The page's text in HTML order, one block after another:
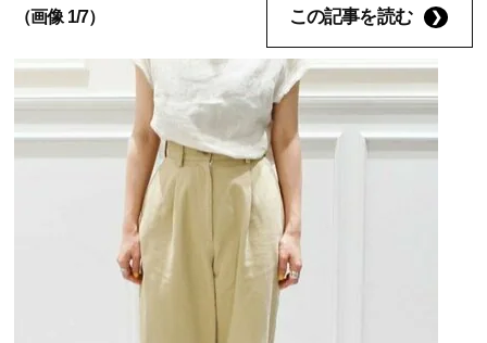
（画像 1/7） この記事を読む